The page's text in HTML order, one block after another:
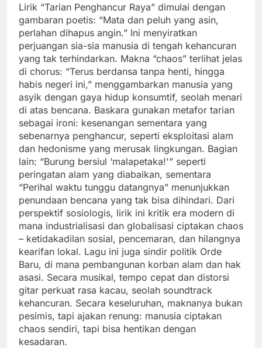
Lirik “Tarian Penghancur Raya” dimulai dengan
gambaran poetis: “Mata dan peluh yang asin,
perlahan dihapus angin.” Ini menyiratkan
perjuangan sia-sia manusia di tengah kehancuran
yang tak terhindarkan. Makna “chaos” terlihat jelas
di chorus: “Terus berdansa tanpa henti, hingga
habis negeri ini,” menggambarkan manusia yang
asyik dengan gaya hidup konsumtif, seolah menari
di atas bencana. Baskara gunakan metafor tarian
sebagai ironi: kesenangan sementara yang
sebenarnya penghancur, seperti eksploitasi alam
dan hedonisme yang merusak lingkungan. Bagian
lain: “Burung bersiul ‘malapetaka!'” seperti
peringatan alam yang diabaikan, sementara
“Perihal waktu tunggu datangnya” menunjukkan
penundaan bencana yang tak bisa dihindari. Dari
perspektif sosiologis, lirik ini kritik era modern di
mana industrialisasi dan globalisasi ciptakan chaos
– ketidakadilan sosial, pencemaran, dan hilangnya
kearifan lokal. Lagu ini juga sindir politik Orde
Baru, di mana pembangunan korban alam dan hak
asasi. Secara musikal, tempo cepat dan distorsi
gitar perkuat rasa kacau, seolah soundtrack
kehancuran. Secara keseluruhan, maknanya bukan
pesimis, tapi ajakan renung: manusia ciptakan
chaos sendiri, tapi bisa hentikan dengan
kesadaran.